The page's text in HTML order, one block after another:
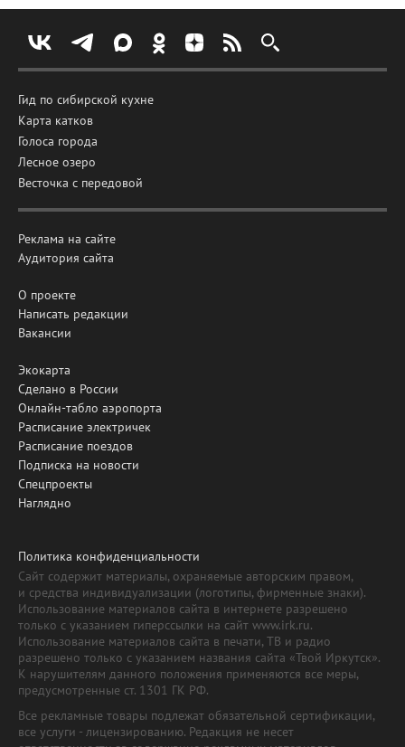
Гид по сибирской кухне
Карта катков
Голоса города
Лесное озеро
Весточка с передовой
Реклама на сайте
Аудитория сайта
О проекте
Написать редакции
Вакансии
Экокарта
Сделано в России
Онлайн-табло аэропорта
Расписание электричек
Расписание поездов
Подписка на новости
Спецпроекты
Наглядно
Политика конфиденциальности
Сайт содержит материалы, охраняемые авторским правом,
и средства индивидуализации (логотипы, фирменные знаки).
Использование материалов сайта в интернете разрешено
только с указанием гиперссылки на сайт www.irk.ru.
Использование материалов сайта в печати, ТВ и радио
разрешено только с указанием названия сайта «Твой Иркутск».
К нарушителям данного положения применяются все меры,
предусмотренные ст. 1301 ГК РФ.
Все рекламные товары подлежат обязательной сертификации,
все услуги - лицензированию. Редакция не несет